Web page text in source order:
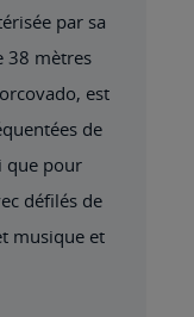
par sa
38 mètres
est
de
que pour
défilés de
musique et